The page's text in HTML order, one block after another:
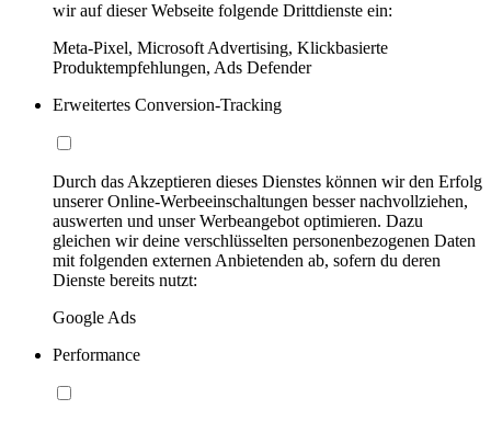
wir auf dieser Webseite folgende Drittdienste ein:
Meta-Pixel, Microsoft Advertising, Klickbasierte
Produktempfehlungen, Ads Defender
Erweitertes Conversion-Tracking
Durch das Akzeptieren dieses Dienstes können wir den Erfolg
unserer Online-Werbeeinschaltungen besser nachvollziehen,
auswerten und unser Werbeangebot optimieren. Dazu
gleichen wir deine verschlüsselten personenbezogenen Daten
mit folgenden externen Anbietenden ab, sofern du deren
Dienste bereits nutzt:
Google Ads
Performance